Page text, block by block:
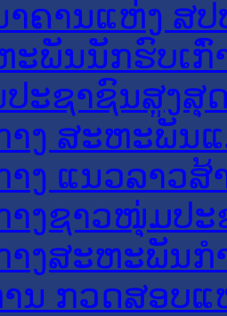
ຄານແຫ່ງ ສປ
ະພັນນັກຮົບເກົ່
ປະຊາຊົນສູງສຸ
າງ ສະຫະພັນ
ງ ແນວລາວສ້
າງຊາວໜຸ່ມປະ
າງສະຫະພັນກ
ານ ກວດສອບແ